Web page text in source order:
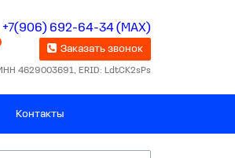
+7(906) 692-64-34 (MAX)
Заказать звонок
4629003691, ERID: LdtCK2sPs
Контакты